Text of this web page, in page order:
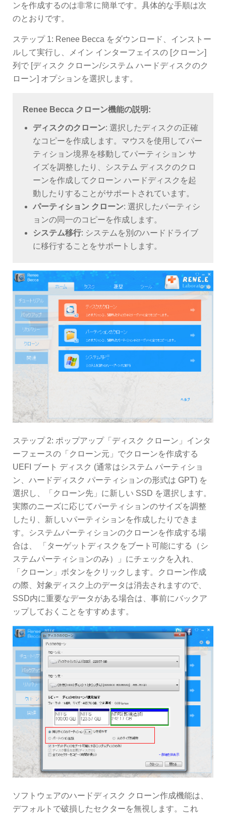
ンを作成するのは非常に簡単です。具体的な手順は次
のとおりです。
ステップ 1: Renee Becca をダウンロード、インストー
ルして実行し、メイン インターフェイスの [クローン]
列で [ディスク クローン/システム ハードディスクのク
ローン] オプションを選択します。
Renee Becca クローン機能の説明:
ディスクのクローン: 選択したディスクの正確
なコピーを作成します。マウスを使用してパー
ティション境界を移動してパーティション サ
イズを調整したり、システム ディスクのクロ
ーンを作成してクローン ハードディスクを起
動したりすることがサポートされています。
パーティション クローン: 選択したパーティシ
ョンの同一のコピーを作成します。
システム移行: システムを別のハードドライブ
に移行することをサポートします。
ステップ 2: ポップアップ「ディスク クローン」インタ
ーフェースの「クローン元」でクローンを作成する
UEFI ブート ディスク (通常はシステム パーティショ
ン、ハードディスク パーティションの形式は GPT) を
選択し、「クローン先」に新しい SSD を選択します。
実際のニーズに応じてパーティションのサイズを調整
したり、新しいパーティションを作成したりできま
す。システムパーティションのクローンを作成する場
合は、 「ターゲットディスクをブート可能にする（シ
ステムパーティションのみ）」にチェックを入れ、
「クローン」ボタンをクリックします。クローン作成
の際、対象ディスク上のデータは消去されますので、
SSD内に重要なデータがある場合は、事前にバックア
ップしておくことをすすめます。
ソフトウェアのハードディスク クローン作成機能は、
デフォルトで破損したセクターを無視します。これ